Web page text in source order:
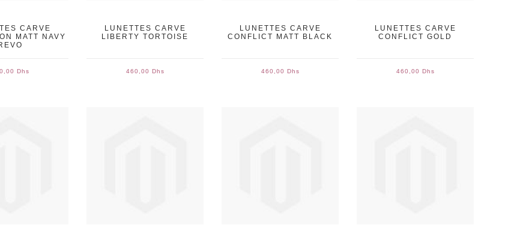
CARVE
MATT NAVY
Dhs
LUNETTES CARVE
LIBERTY TORTOISE
460,00 Dhs
LUNETTES CARVE
CONFLICT MATT BLACK
460,00 Dhs
LUNETTES CARVE
CONFLICT GOLD
460,00 Dhs